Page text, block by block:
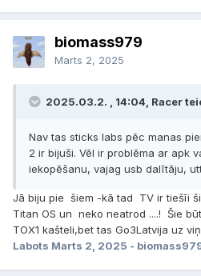
biomass979
Marts 2, 2025
2025.03.2. , 14:04, Racer
Nav tas sticks labs pēc manas
2 ir bijuši. Vēl ir problēma ar apk
iekopēšanu, vajag usb dalītāju,
Jā biju pie šiem -kā tad TV ir tiešīi
Titan OS un neko neatrod ....! Šie
TOX1 kašteli,bet tas Go3Latvija uz
Labots Marts 2, 2025 -